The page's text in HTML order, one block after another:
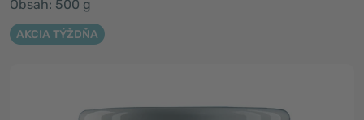
Obsah: 500 g
AKCIA TÝŽDŇA